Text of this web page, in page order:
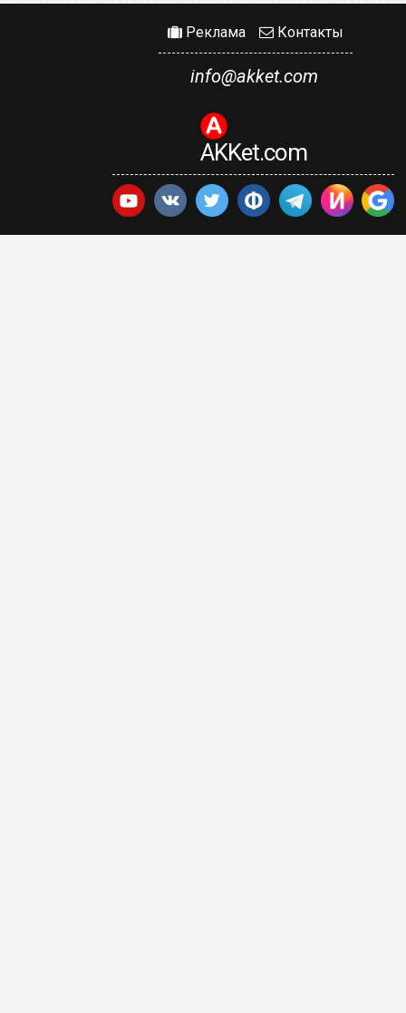
Реклама Контакты
info@akket.com
AKKet.com